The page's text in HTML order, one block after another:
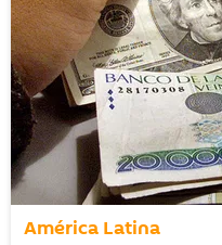
América Latina